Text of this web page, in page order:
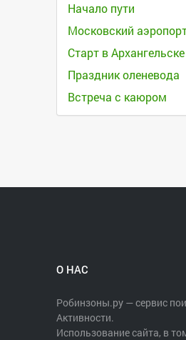
Начало пути
Московский
Старт в Архангельске
Праздник оленевода
Встреча с каюром
О НАС
Робинзоны.ру — сервис
Активности.
Использование сайта, в